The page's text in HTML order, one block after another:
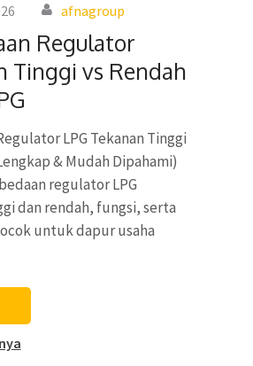
afnagroup
Regulator
Tinggi vs Rendah
LPG Tekanan Tinggi
& Mudah Dipahami)
regulator LPG
dan rendah, fungsi, serta
untuk dapur usaha